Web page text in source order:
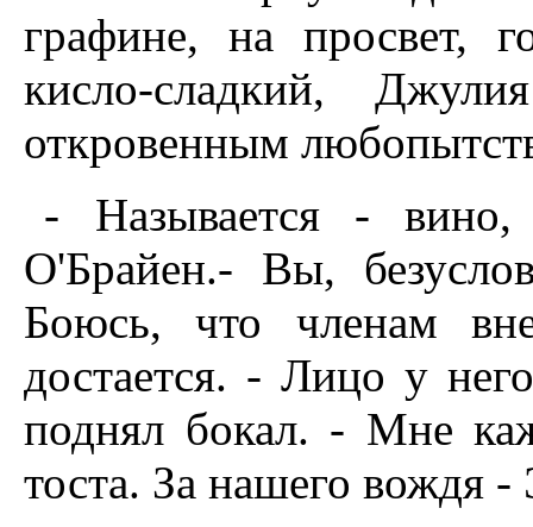
графине, на просвет,
кисло-сладкий,
откровенным
- Называется -
О'Брайен.- Вы,
Боюсь, что членам
достается. - Лицо у
поднял бокал. - Мне
тоста. За нашего вождя